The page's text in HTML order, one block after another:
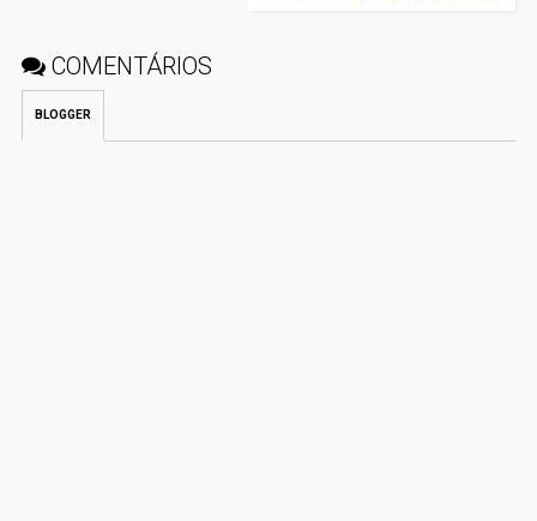
COMENTÁRIOS
BLOGGER